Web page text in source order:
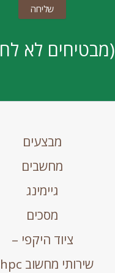
(מבטיחים לא
מבצעים
מחשבים
גיימינג
מסכים
ציוד היקפי –
שירותי מחשוב Dhpc